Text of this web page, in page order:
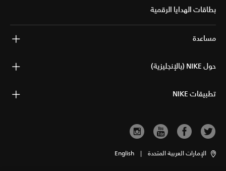
بطاقات الهدايا الرقمية
مساعدة
حول NIKE (بالإنجليزية)
تطبيقات NIKE
الإمارات العربية المتحدة |
English